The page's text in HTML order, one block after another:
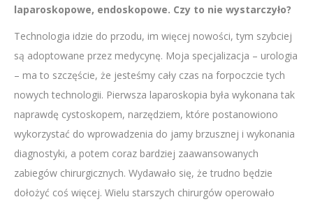
laparoskopowe, endoskopowe. Czy to nie wystarczyło?
Technologia idzie do przodu, im więcej nowości, tym szybciej
są adoptowane przez medycynę. Moja specjalizacja – urologia
– ma to szczęście, że jesteśmy cały czas na forpoczcie tych
nowych technologii. Pierwsza laparoskopia była wykonana tak
naprawdę cystoskopem, narzędziem, które postanowiono
wykorzystać do wprowadzenia do jamy brzusznej i wykonania
diagnostyki, a potem coraz bardziej zaawansowanych
zabiegów chirurgicznych. Wydawało się, że trudno będzie
dołożyć coś więcej. Wielu starszych chirurgów operowało